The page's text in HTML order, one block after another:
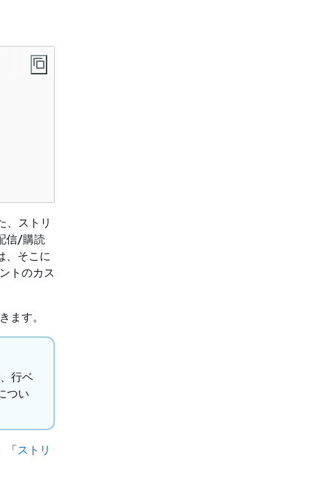
、ストリ
信/購読
、そこに
トのカス
ます。
行ベ
つい
「ストリ